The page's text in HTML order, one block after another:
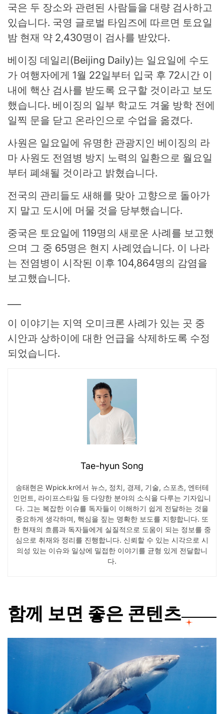
국은 두 장소와 관련된 사람들을 대량 검사하고
있습니다. 국영 글로벌 타임즈에 따르면 토요일
밤 현재 약 2,430명이 검사를 받았다.
베이징 데일리(Beijing Daily)는 일요일에 수도
가 여행자에게 1월 22일부터 입국 후 72시간 이
내에 핵산 검사를 받도록 요구할 것이라고 보도
했습니다. 베이징의 일부 학교도 겨울 방학 전에
일찍 문을 닫고 온라인으로 수업을 옮겼다.
사원은 일요일에 유명한 관광지인 베이징의 라
마 사원도 전염병 방지 노력의 일환으로 월요일
부터 폐쇄될 것이라고 밝혔습니다.
전국의 관리들도 새해를 맞아 고향으로 돌아가
지 말고 도시에 머물 것을 당부했습니다.
중국은 토요일에 119명의 새로운 사례를 보고했
으며 그 중 65명은 현지 사례였습니다. 이 나라
는 전염병이 시작된 이후 104,864명의 감염을
보고했습니다.
이 이야기는 지역 오미크론 사례가 있는 곳 중
시안과 상하이에 대한 언급을 삭제하도록 수정
되었습니다.
Tae-hyun Song
송태현은 Wpick.kr에서 뉴스, 정치, 경제, 기술, 스포츠, 엔터테
인먼트, 라이프스타일 등 다양한 분야의 소식을 다루는 기자입니
다. 그는 복잡한 이슈를 독자들이 이해하기 쉽게 전달하는 것을
중요하게 생각하며, 핵심을 짚는 명확한 보도를 지향합니다. 또
한 현재의 흐름과 독자들에게 실질적으로 도움이 되는 정보를 중
심으로 취재와 정리를 진행합니다. 신뢰할 수 있는 시각으로 시
의성 있는 이슈와 일상에 밀접한 이야기를 균형 있게 전달합니
다.
함께 보면 좋은 콘텐츠